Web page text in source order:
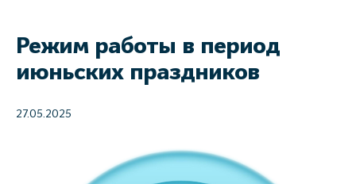
Режим работы в период
июньских праздников
27.05.2025